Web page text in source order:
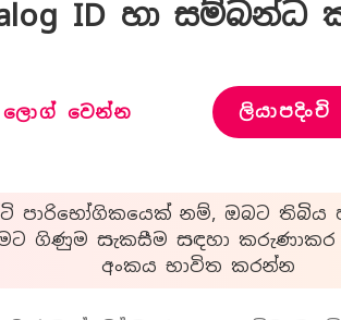
ID හා සම්බන්ධ
ලොග් වෙන්න
පාරිභෝගිකයෙක් නම්, ඔබට තිබිය
ගිණුම සැකසීම සඳහා
අංකය භාවිත කරන්න